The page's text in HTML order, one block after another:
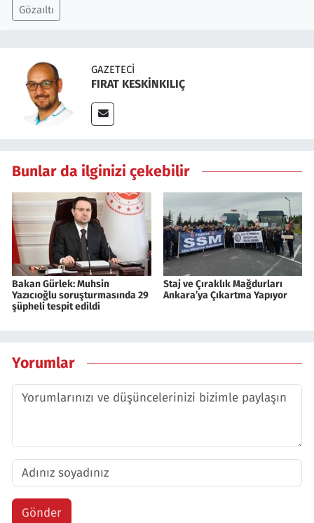
Gözaıltı
GAZETECI
FIRAT KESKİNKILIÇ
Bunlar da ilginizi çekebilir
Bakan Gürlek: Muhsin
Yazıcıoğlu soruşturmasında 29
şüpheli tespit edildi
Staj ve Çıraklık Mağdurları
Ankara’ya Çıkartma Yapıyor
Yorumlar
Gönder